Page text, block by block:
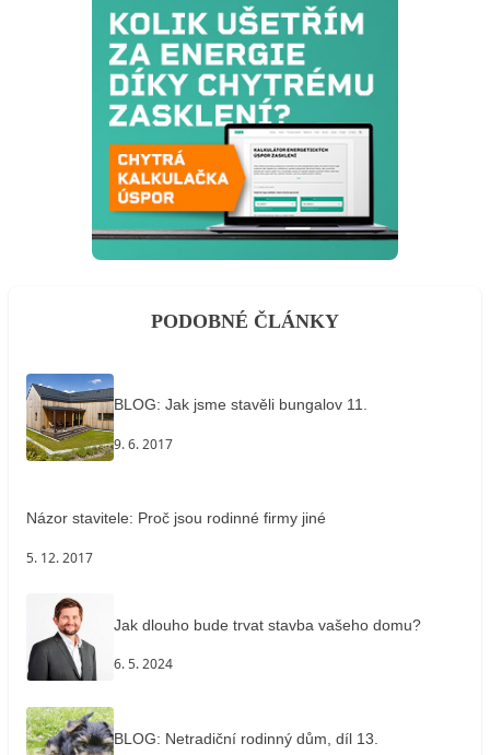
PODOBNÉ ČLÁNKY
BLOG: Jak jsme stavěli bungalov 11.
9. 6. 2017
Názor stavitele: Proč jsou rodinné firmy jiné
5. 12. 2017
Jak dlouho bude trvat stavba vašeho domu?
6. 5. 2024
BLOG: Netradiční rodinný dům, díl 13.